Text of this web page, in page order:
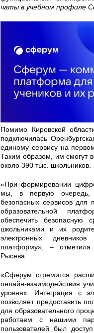
чаты в учебном профиле
Помимо Кировской
подключилась
единому сервису на
Таким образом, им смогут
около 390 тыс. школьников.
«При формировании
мы, в первую очередь,
безопасных сервисов
образовательной
обеспечить безопасную
школьниками и их
электронных
платформу», – отметила
Рысева.
«Сферум стремится
онлайн-взаимодействия
уровнях. Интеграция с
позволяет предоставить
для образовательного
работаем с нашими
пользователей был